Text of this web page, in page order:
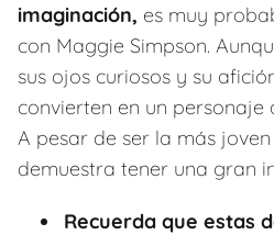
imaginación, es muy
con Maggie Simpson.
sus ojos curiosos y su
convierten en un
A pesar de ser la más
demuestra tener una gran
Recuerda que estas